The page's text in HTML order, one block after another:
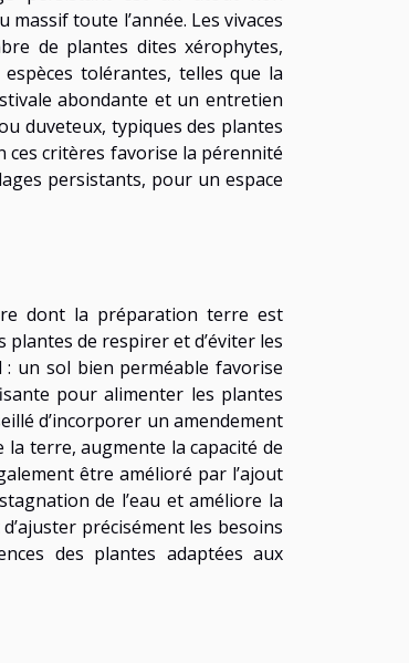
toute l’année. Les vivaces
de plantes dites xérophytes,
tolérantes, telles que la
abondante et un entretien
duveteux, typiques des plantes
ces critères favorise la pérennité
persistants, pour un espace
dont la préparation terre est
de respirer et d’éviter les
un sol bien perméable favorise
pour alimenter les plantes
d’incorporer un amendement
terre, augmente la capacité de
être amélioré par l’ajout
de l’eau et améliore la
précisément les besoins
des plantes adaptées aux